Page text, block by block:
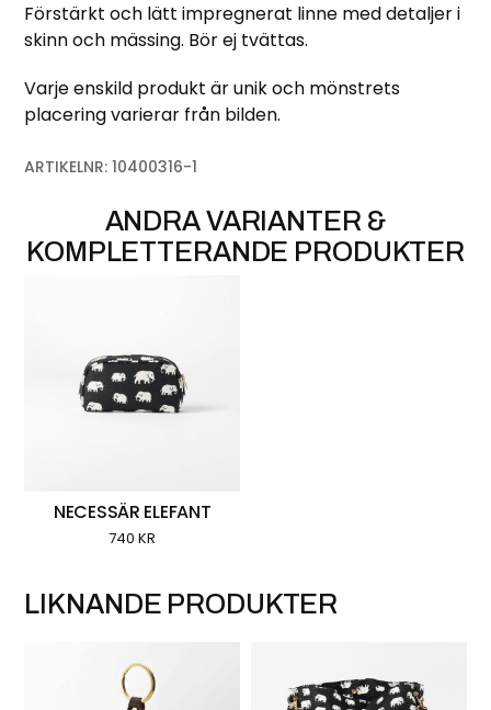
Förstärkt och lätt impregnerat linne med detaljer i
skinn och mässing. Bör ej tvättas.
Varje enskild produkt är unik och mönstrets
placering varierar från bilden.
ARTIKELNR:10400316-1
NECESSÄR ELEFANT
740KR
LIKNANDE PRODUKTER